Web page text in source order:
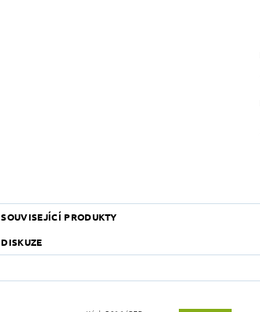
SOUVISEJÍCÍ PRODUKTY
DISKUZE